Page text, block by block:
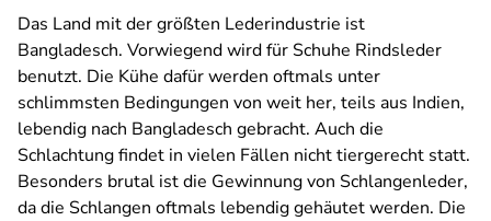
Das Land mit der größten Lederindustrie ist
Bangladesch. Vorwiegend wird für Schuhe Rindsleder
benutzt. Die Kühe dafür werden oftmals unter
schlimmsten Bedingungen von weit her, teils aus Indien,
lebendig nach Bangladesch gebracht. Auch die
Schlachtung findet in vielen Fällen nicht tiergerecht statt.
Besonders brutal ist die Gewinnung von Schlangenleder,
da die Schlangen oftmals lebendig gehäutet werden. Die